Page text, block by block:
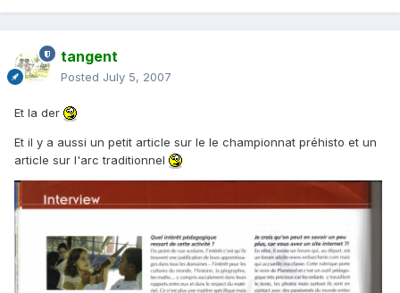
tangent
Posted July 5, 2007
Et la der
Et il y a aussi un petit article sur le le championnat préhisto et un
article sur l'arc traditionnel